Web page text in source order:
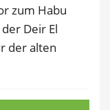
zum Habu
Deir El
der alten